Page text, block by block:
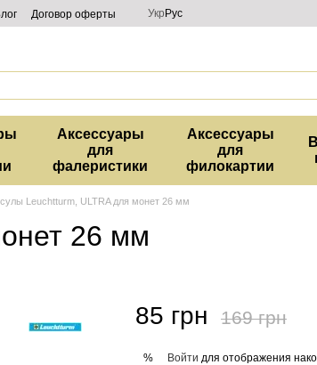
Договор оферты Укр Рус
Аксессуары
для
фалеристики
Аксессуары
для
филокартии
Leuchtturm, ULTRA для монет 26 мм
26 мм
85 грн 169 грн
% Войти для отображения